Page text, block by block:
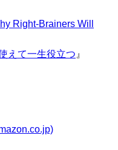
Right-Brainers Will
えて一生役立つ 』